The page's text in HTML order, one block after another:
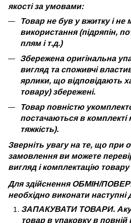
якості за умовами:
Товар не був у вжитку і не
використання (підряпін,
плям і т.д.)
Збережена оригінальна
вигляд та споживчі
ярлики, що відповідають
товару) збережені.
Товар повністю
постачаються в комплекті
тяжкість).
Зверніть увагу на те, що при
замовлення ви можете
вигляд і комплектацію
Для здійснення ОБМІН/
необхідно виконати наступні
ЗАПАКУВАТИ ТОВАРИ.
товар в упаковку в повній